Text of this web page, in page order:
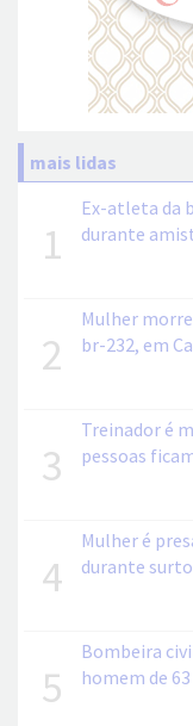
mais lidas
1
Ex-atleta da
durante
2
Mulher
br-232, em
3
Treinador é
pessoas
4
Mulher é
durante
5
Bombeira
homem de